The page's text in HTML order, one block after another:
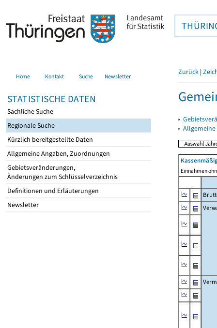
Home Kontakt Suche Newsletter
STATISTISCHE DATEN
Sachliche Suche
Regionale Suche
Kürzlich bereitgestellte Daten
Allgemeine Angaben, Zuordnungen
Gebietsveränderungen,
Änderungen zum Schlüsselverzeichnis
Definitionen und Erläuterungen
Newsletter
Zurück |
▸
▸
Einnahmen